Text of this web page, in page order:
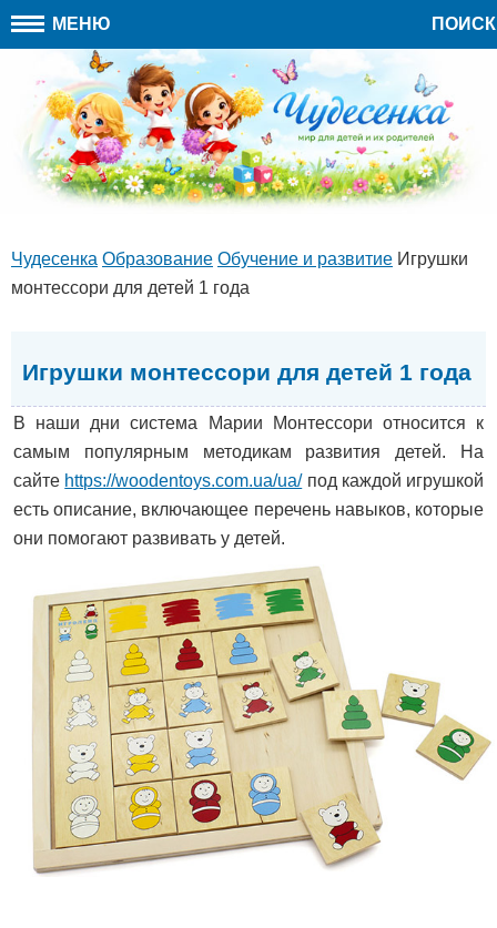
МЕНЮ ПОИСК
Чудесенка Образование Обучение и развитие Игрушки
монтессори для детей 1 года
Игрушки монтессори для детей 1 года
В наши дни система Марии Монтессори относится к
самым популярным методикам развития детей. На
сайте https://woodentoys.com.ua/ua/ под каждой игрушкой
есть описание, включающее перечень навыков, которые
они помогают развивать у детей.